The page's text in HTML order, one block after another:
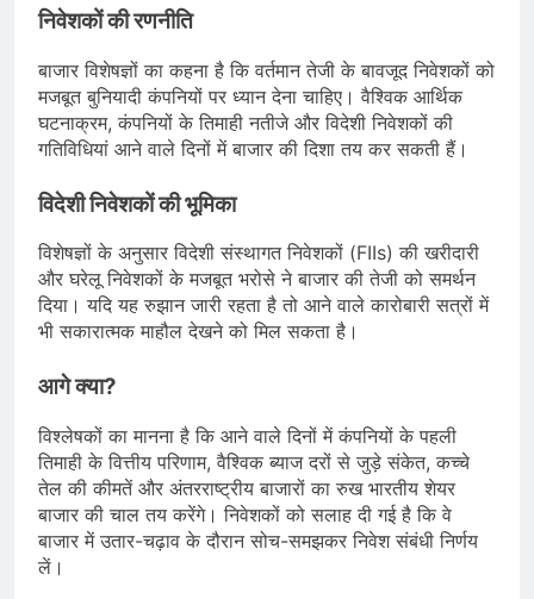
निवेशकों की रणनीति
बाजार विशेषज्ञों का कहना है कि वर्तमान तेजी के बावजूद निवेशकों को
मजबूत बुनियादी कंपनियों पर ध्यान देना चाहिए। वैश्विक आर्थिक
घटनाक्रम, कंपनियों के तिमाही नतीजे और विदेशी निवेशकों की
गतिविधियां आने वाले दिनों में बाजार की दिशा तय कर सकती हैं।
विदेशी निवेशकों की भूमिका
विशेषज्ञों के अनुसार विदेशी संस्थागत निवेशकों (FIIs) की खरीदारी
और घरेलू निवेशकों के मजबूत भरोसे ने बाजार की तेजी को समर्थन
दिया। यदि यह रुझान जारी रहता है तो आने वाले कारोबारी सत्रों में
भी सकारात्मक माहौल देखने को मिल सकता है।
आगे क्या?
विश्लेषकों का मानना है कि आने वाले दिनों में कंपनियों के पहली
तिमाही के वित्तीय परिणाम, वैश्विक ब्याज दरों से जुड़े संकेत, कच्चे
तेल की कीमतें और अंतरराष्ट्रीय बाजारों का रुख भारतीय शेयर
बाजार की चाल तय करेंगे। निवेशकों को सलाह दी गई है कि वे
बाजार में उतार-चढ़ाव के दौरान सोच-समझकर निवेश संबंधी निर्णय
लें।